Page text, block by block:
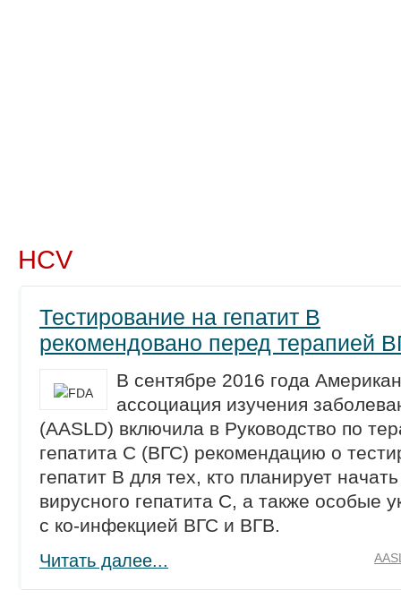
HCV
Тестирование на гепатит B
рекомендовано перед терапией
В сентябре 2016 года
ассоциация изучения
(AASLD) включила в Руководство по
гепатита С (ВГС) рекомендацию о
гепатит B для тех, кто планирует
вирусного гепатита С, а также особые
с ко-инфекцией ВГС и ВГВ.
Читать далее...